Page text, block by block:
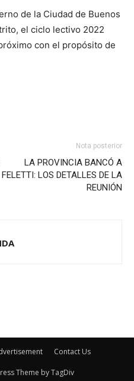
de la Ciudad de Buenos
el ciclo lectivo 2022
con el propósito de
Nota posterior
LA PROVINCIA BANCÓ A
FELETTI: LOS DETALLES DE LA
REUNIÓN
Contact Us
Theme by TagDiv